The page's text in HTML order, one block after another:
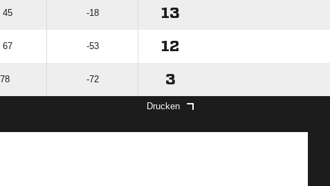
45 -18 13
67 -53 12
-72 3
Drucken